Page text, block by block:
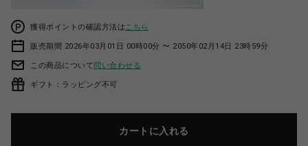
獲得ポイントの確認方法は こちら
販売期間 2026年03月01日 00時00分 〜 2050年02月14日 23時59分
この商品について問い合わせる
ギフト：ラッピング不可
カートに入れる